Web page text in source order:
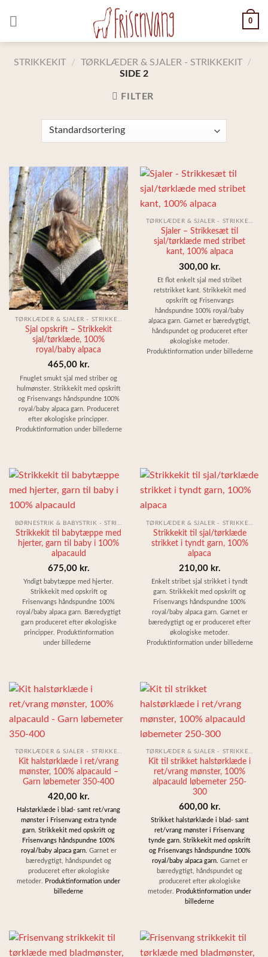
0
STRIKKEKIT / TØRKLÆDER & SJALER - STRIKKEKIT /
SIDE 2
FILTER
TØRKLÆDER & SJALER - STRIKKEKIT
Sjal opskrift – Strikkekit
sjal/tørklæde, 100%
royal/baby alpaca
465,00 kr.
Fnuglet smukt sjal med striber og
hulmønster. Strikkekit med opskrift
og Frisenvangs håndspundne 100%
royal/baby alpaca garn. Produceret
efter økologiske principper.
Produktinformation under billederne
TØRKLÆDER & SJALER - STRIKKEKIT
Sjaler – Strikkesæt til
sjal/tørklæde med stribet
kant, 100% alpaca
300,00 kr.
Et flot enkelt sjal med stribet
retstrikket kant. Strikkekit med
opskrift og Frisenvangs
håndspundne 100% royal/baby
alpaca garn. Garnet er bæredygtigt,
håndspundet og produceret efter
økologiske metoder.
Produktinformation under billederne
Strikkekit til babytæppe med
hjerter, garn til baby i 100%
alpacauld
675,00 kr.
Yndigt babytæppe med hjerter.
Strikkekit med opskrift og
Frisenvangs håndspundne 100%
royal/baby alpaca garn. Bæredygtigt
garn produceret efter økologiske
principper. Produktinformation
under billederne
Strikkekit til sjal/tørklæde
strikket i tyndt garn, 100%
alpaca
210,00 kr.
Enkelt stribet sjal strikket i tyndt
garn. Strikkekit med opskrift og
Frisenvangs håndspundne 100%
royal/baby alpaca garn. Garnet er
bæredygtigt og er produceret efter
økologiske metoder.
Produktinformation under billederne
TØRKLÆDER & SJALER - STRIKKEKIT
Kit halstørklæde i ret/vrang
mønster, 100% alpacauld –
Garn løbemeter 350-400
420,00 kr.
Halstørklæde i blad- samt ret/vrang
mønster i Frisenvang extra tynde
garn. Strikkekit med opskrift og
Frisenvangs håndspundne 100%
royal/baby alpaca garn. Garnet er
bæredygtigt, håndspundet og
produceret efter økologiske
metoder. Produktinformation under
billederne
TØRKLÆDER & SJALER - STRIKKEKIT
Kit til strikket halstørklæde i
ret/vrang mønster, 100%
alpacauld løbemeter 250-
300
600,00 kr.
Strikket halstørklæde i blad- samt
ret/vrang mønster i Frisenvang
tynde garn. Strikkekit med opskrift
og Frisenvangs håndspundne 100%
royal/baby alpaca garn. Garnet er
bæredygtigt, håndspundet og
produceret efter økologiske
metoder. Produktinformation under
billederne